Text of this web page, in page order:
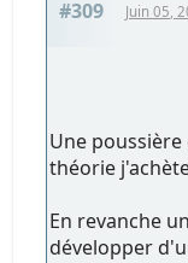
#309 Juin 05,
Une poussière
théorie
En revanche
développer